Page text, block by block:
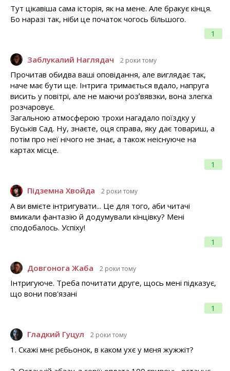
1
Тут цікавіша сама історія, як на мене. Але бракує кінця.
Бо наразі так, ніби це початок чогось більшого.
Заблукалий Наглядач 2 роки тому
1
Прочитав обидва ваші оповідання, але виглядає так,
наче має бути ще. Інтрига тримається вдало, напруга
висить у повітрі, але не маючи розʼвявзки, вона злегка
розчаровує.
Загальною атмосферою трохи нагадало поїздку у
Буськів Сад. Ну, знаєте, оця справа, яку дає товариш, а
потім про неї нічого не знає, а також неіснуюче на
картах місце.
Підземна Хвойда 2 роки тому
1
А ви вмієте інтригувати... Це для того, аби читачі
вмикали фантазію й додумували кінцівку? Мені
сподобалось. Успіху!
Довгонога Жаба 2 роки тому
1
Інтригуюче. Треба почитати друге, щось мені підказує,
що вони пов'язані
Гладкий Гуцул 2 роки тому
1. Скажі мнє рєбьонок, в каком ухє у мєня жужжіт?